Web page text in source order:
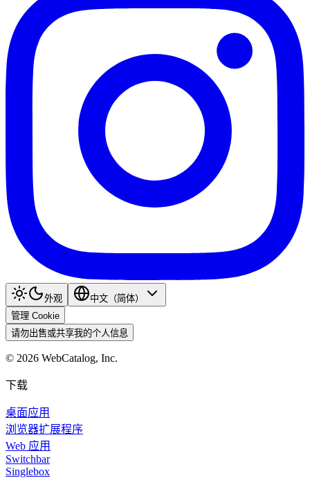
外观
中文（简体）
管理 Cookie
请勿出售或共享我的个人信息
© 2026 WebCatalog, Inc.
下载
桌面应用
浏览器扩展程序
Web 应用
Switchbar
Singlebox